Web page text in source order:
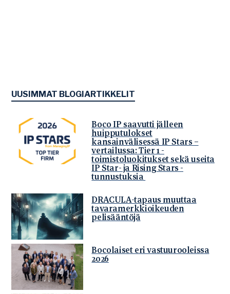
UUSIMMAT BLOGIARTIKKELIT
Boco IP saavutti jälleen
huipputulokset
kansainvälisessä IP Stars –
vertailussa: Tier 1 -
toimistoluokitukset sekä useita
IP Star- ja Rising Stars -
tunnustuksia
DRACULA-tapaus muuttaa
tavaramerkkioikeuden
pelisääntöjä
Bocolaiset eri vastuurooleissa
2026